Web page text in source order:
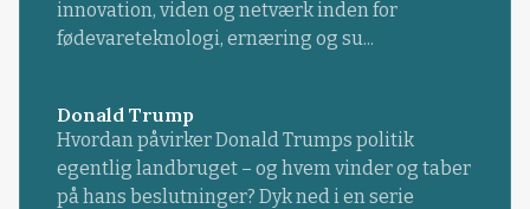
innovation, viden og netværk inden for
fødevareteknologi, ernæring og su...
Donald Trump
Hvordan påvirker Donald Trumps politik
egentlig landbruget – og hvem vinder og taber
på hans beslutninger? Dyk ned i en serie